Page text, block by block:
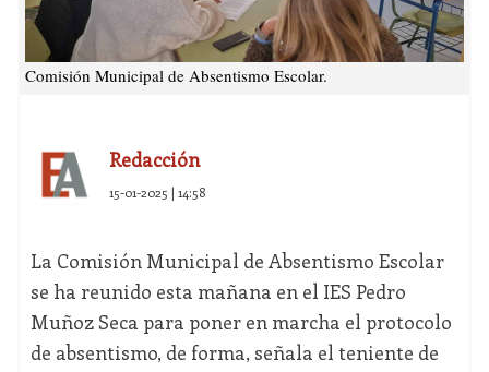
Comisión Municipal de Absentismo Escolar.
Redacción
15-01-2025 | 14:58
La Comisión Municipal de Absentismo Escolar
se ha reunido esta mañana en el IES Pedro
Muñoz Seca para poner en marcha el protocolo
de absentismo, de forma, señala el teniente de